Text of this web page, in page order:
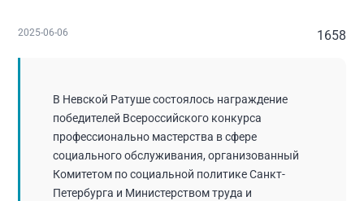
2025-06-06 1658
В Невской Ратуше состоялось награждение
победителей Всероссийского конкурса
профессионально мастерства в сфере
социального обслуживания, организованный
Комитетом по социальной политике Санкт-
Петербурга и Министерством труда и